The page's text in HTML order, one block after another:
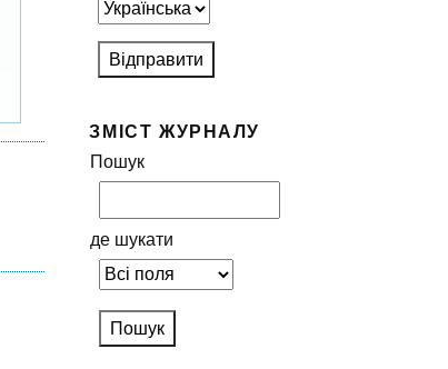
ЗМІСТ ЖУРНАЛУ
Пошук
де шукати